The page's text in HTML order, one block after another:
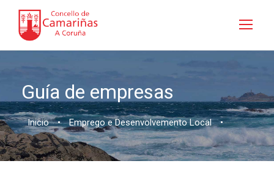
Guía de empresas
Inicio • Emprego e Desenvolvemento Local •